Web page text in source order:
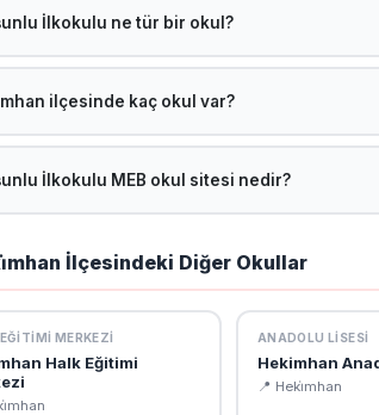
İlkokulu ne tür bir okul?
İlkokulu, MEB'e bağlı bir İlkokul olup
etmektedir.
ilçesinde kaç okul var?
Heki̇mhan ilçesinde toplam 18 okul
adresinden ulaşabilirsiniz.
İlkokulu MEB okul sitesi nedir?
misyon ve kurumsal bilgilere ulaşabilirsiniz.
İlçesindeki Diğer Okullar
MERKEZI
Halk Eğitimi
ANADOLU LISESI
Hekimhan
📍 Heki̇mhan